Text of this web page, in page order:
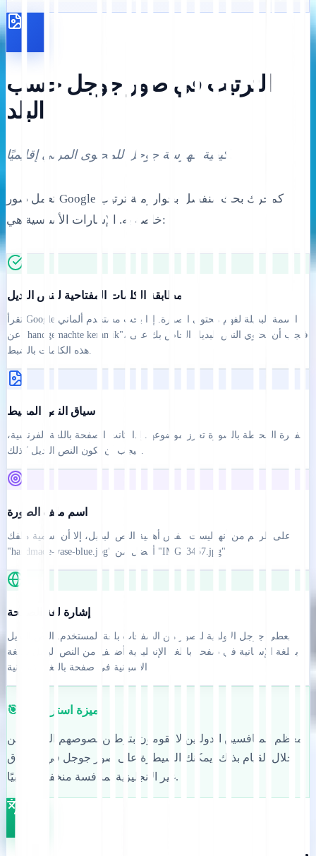
الترتيب في صور جوجل حسب
البلد
تعمل صور Google كمحرك بحث منفصل بخوارزمية ترتيب
خاصة به. الإشارات الأساسية هي:
مطابقة الكلمات المفتاحية للنص البديل
تقرأ Google السمة البديلة لفهم محتوى الصورة. إذا بحث مستخدم ألماني
عن "handgemachte keramik"، فيجب أن يحتوي النص البديل الخاص بك على
هذه الكلمات بالضبط.
سياق النص المحيط
الفقرة المحيطة بالصورة تعزز موضوعها. إذا كانت الصفحة باللغة الفرنسية،
فيجب أن يكون النص البديل كذلك.
اسم ملف الصورة
على الرغم من أنها ليست بنفس أهمية النص البديل، إلا أن تسمية ملفك
"handmade-vase-blue.jpg" أفضل من "IMG_3457.jpg".
إشارة لغة الصفحة
يعطي جوجل الأولوية للصور من الصفحات بلغة المستخدم. النص البديل
باللغة الإسبانية في صفحة باللغة الإنجليزية أضعف من النص البديل باللغة
🎯 ميزة استراتيجية
معظم المنافسين الدوليين لا يقومون بتوطين نصوصهم البديلة. من
خلال القيام بذلك، يمكنك السيطرة على صور جوجل في الأسواق
غير الإنجليزية بمنافسة منخفضة نسبيًا.